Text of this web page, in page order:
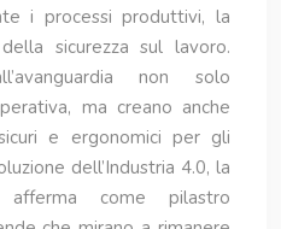
i processi produttivi, la
sicurezza sul lavoro.
non solo
ma creano anche
e ergonomici per gli
dell’Industria 4.0, la
come pilastro